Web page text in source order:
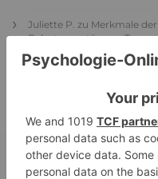
Juliette P. zu Merkmale
Belastungsstörung:
Ansgar zu
Elternteil